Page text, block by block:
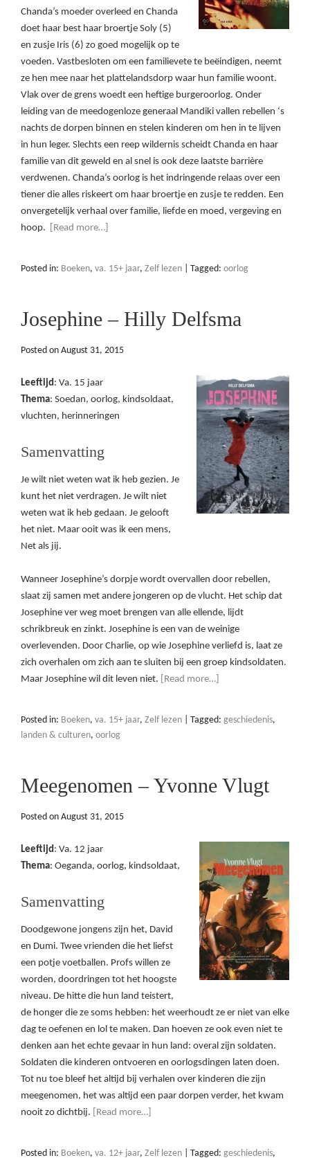
Chanda’s moeder overleed en Chanda
doet haar best haar broertje Soly (5)
en zusje Iris (6) zo goed mogelijk op te
voeden. Vastbesloten om een familievete te beëindigen, neemt
ze hen mee naar het plattelandsdorp waar hun familie woont.
Vlak over de grens woedt een heftige burgeroorlog. Onder
leiding van de meedogenloze generaal Mandiki vallen rebellen ‘s
nachts de dorpen binnen en stelen kinderen om hen in te lijven
in hun leger. Slechts een reep wildernis scheidt Chanda en haar
familie van dit geweld en al snel is ook deze laatste barrière
verdwenen. Chanda’s oorlog is het indringende relaas over een
tiener die alles riskeert om haar broertje en zusje te redden. Een
onvergetelijk verhaal over familie, liefde en moed, vergeving en
hoop.
[Read more…]
Posted in: Boeken, va. 15+ jaar, Zelf lezen Tagged: oorlog
Josephine – Hilly Delfsma
Posted on August 31, 2015
Leeftijd: Va. 15 jaar
Thema: Soedan, oorlog, kindsoldaat,
vluchten, herinneringen
Samenvatting
Je wilt niet weten wat ik heb gezien. Je
kunt het niet verdragen. Je wilt niet
weten wat ik heb gedaan. Je gelooft
het niet. Maar ooit was ik een mens,
Net als jij.
Wanneer Josephine’s dorpje wordt overvallen door rebellen,
slaat zij samen met andere jongeren op de vlucht. Het schip dat
Josephine ver weg moet brengen van alle ellende, lijdt
schrikbreuk en zinkt. Josephine is een van de weinige
overlevenden. Door Charlie, op wie Josephine verliefd is, laat ze
zich overhalen om zich aan te sluiten bij een groep kindsoldaten.
Maar Josephine wil dit leven niet.
[Read more…]
Posted in: Boeken, va. 15+ jaar, Zelf lezen Tagged: geschiedenis,
landen & culturen, oorlog
Meegenomen – Yvonne Vlugt
Posted on August 31, 2015
Leeftijd: Va. 12 jaar
Thema: Oeganda, oorlog, kindsoldaat,
Samenvatting
Doodgewone jongens zijn het, David
en Dumi. Twee vrienden die het liefst
een potje voetballen. Profs willen ze
worden, doordringen tot het hoogste
niveau. De hitte die hun land teistert,
de honger die ze soms hebben: het weerhoudt ze er niet van elke
dag te oefenen en lol te maken. Dan hoeven ze ook even niet te
denken aan het echte gevaar in hun land: overal zijn soldaten.
Soldaten die kinderen ontvoeren en oorlogsdingen laten doen.
Tot nu toe bleef het altijd bij verhalen over kinderen die zijn
meegenomen, het was altijd een paar dorpen verder, het kwam
nooit zo dichtbij.
[Read more…]
Posted in: Boeken, va. 12+ jaar, Zelf lezen Tagged: geschiedenis,